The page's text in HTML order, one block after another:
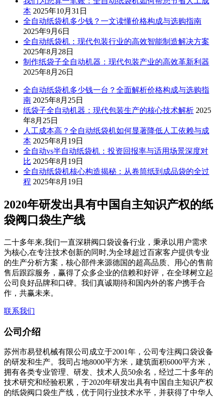
本 2025年10月31日
全自动纸袋机多少钱？一文读懂价格构成与选购指南
2025年9月6日
全自动纸袋机：现代包装行业的高效智能制造解决方案
2025年8月28日
制作纸袋子全自动机器：现代包装产业的高效革新利器
2025年8月26日
全自动纸袋机多少钱一台？全面解析价格构成与选购指
南 2025年8月25日
纸袋子全自动机器：现代包装生产的核心技术解析 2025
年8月25日
人工成本高？全自动纸袋机如何显著降低人工依赖与成
本 2025年8月19日
全自动vs半自动纸袋机：投资回报率与适用场景深度对
比 2025年8月19日
全自动纸袋机核心构造揭秘：从卷筒纸到成品袋的全过
程 2025年8月19日
2020年研发出具有中国自主知识产权的纸
袋阀口袋生产线
二十多年来,我们一直深耕阀口袋设备行业，秉承以用户需求
为核心,在专注技术创新的同时,为全球超过百家客户提供专业
的生产分析方案，核心部件来源德国的超高品质、用心的售前
售后跟踪服务，赢得了众多企业的信赖和好评，在全球树立起
公司良好品牌和口碑。我们真诚期待和国内外的客户携手合
作，共赢未来。
联系我们
公司介绍
苏州市易登机械有限公司成立于2001年，公司专注阀口袋设备
的研发和生产。我司占地8000平方米，建筑面积6000平方米，
拥有各类专业管理、研发、技术人员50余名，经过二十多年的
技术研究和经验积累，于2020年研发出具有中国自主知识产权
的纸袋阀口袋生产线，优于同行业技术水平，并获得了中华人